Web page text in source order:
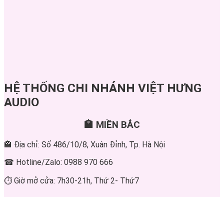
HỆ THỐNG CHI NHÁNH VIỆT HƯNG
AUDIO
🏣 MIỀN BẮC
🏤 Địa chỉ: Số 486/10/8, Xuân Đỉnh, Tp. Hà Nội
☎ Hotline/Zalo: 0988 970 666
⏱ Giờ mở cửa: 7h30-21h, Thứ 2- Thứ7